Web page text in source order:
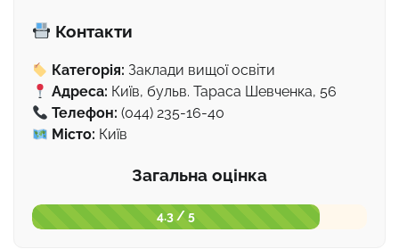
Контакти
Категорія: Заклади вищої освіти
Адреса: Київ, бульв. Тараса Шевченка, 56
Телефон: (044) 235-16-40
Місто: Київ
Загальна оцінка
4.3 / 5